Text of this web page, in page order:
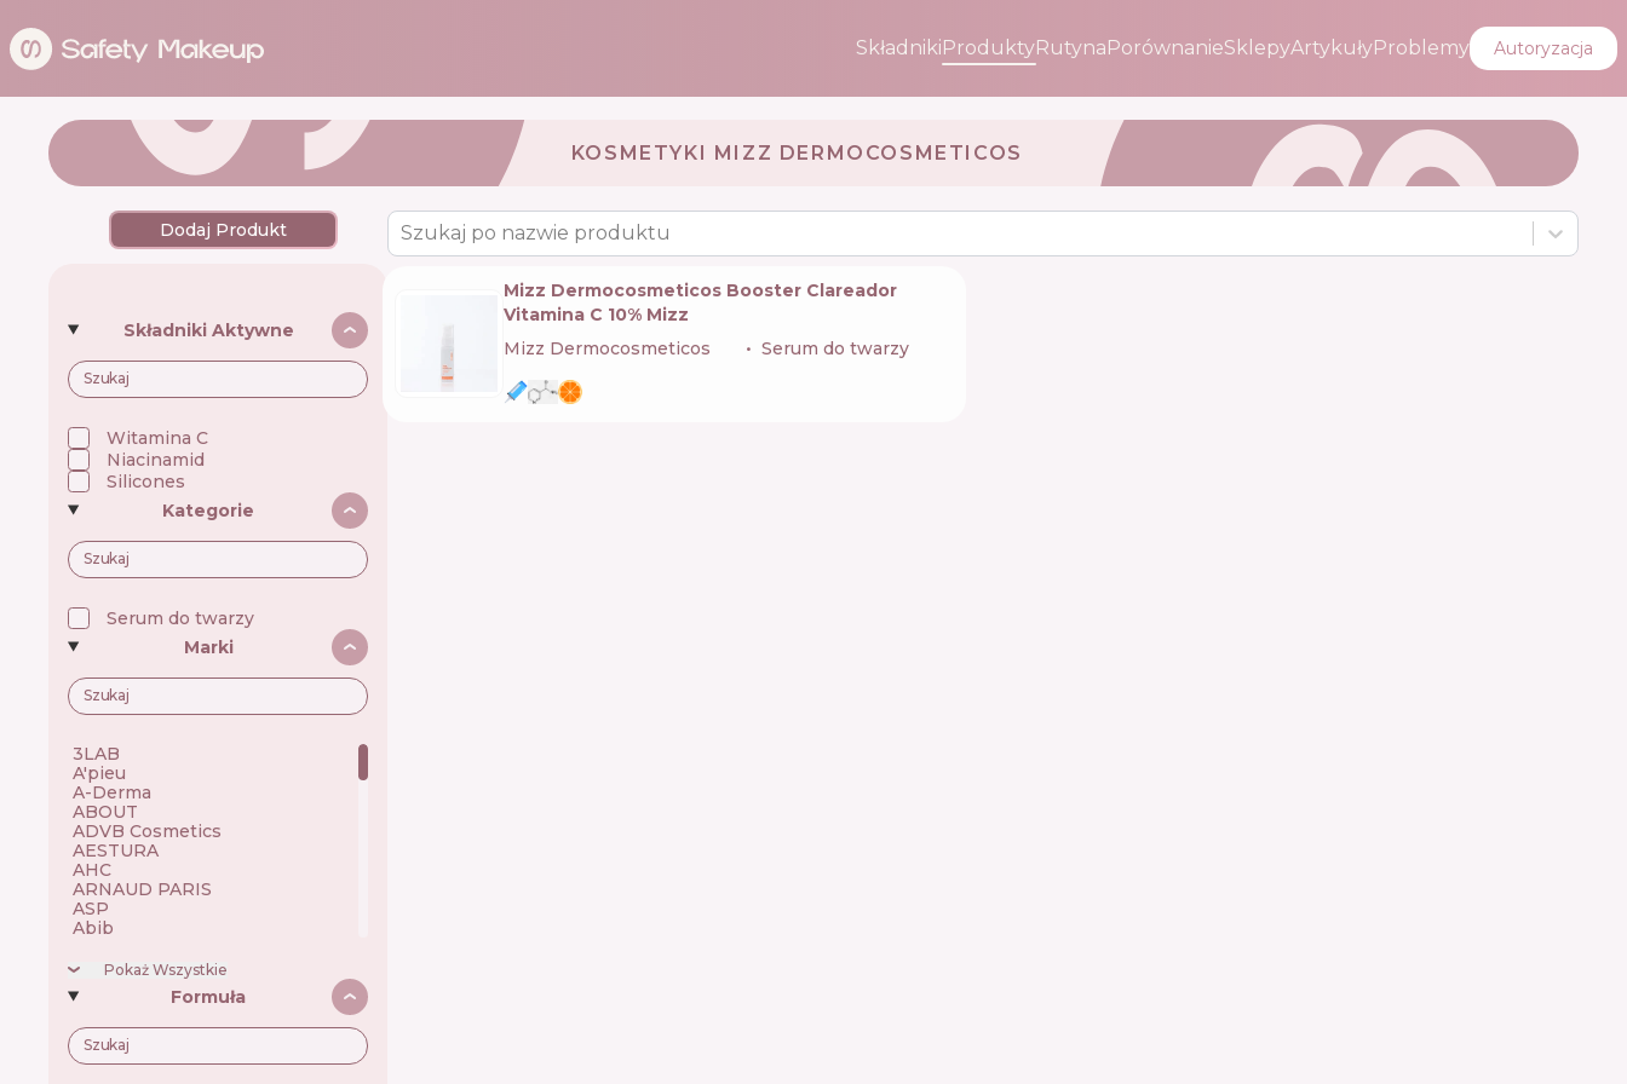
SkładnikiProduktyRutynaPorównanieSklepyArtykułyProblemy Autoryzacja
KOSMETYKI MIZZ DERMOCOSMETICOS 🇧🇷
Dodaj Produkt
Składniki Aktywne
Witamina C
Niacinamid
Silicones
Kategorie
Serum do twarzy
Marki
3LAB 🇺🇸
A'pieu 🇰🇷
A-Derma 🇫🇷
ABOUT 🇺🇦
ADVB Cosmetics 🇹🇷
AESTURA 🇰🇷
AHC 🇰🇷
ARNAUD PARIS 🇫🇷
ASP 🇬🇧
Abib 🇰🇷
Achroactive Max 🇧🇬
Acnemy 🇪🇸
Acure 🇺🇸
Acwell 🇰🇷
Ada Tina 🇧🇷
Aesop 🇦🇺
Pokaż Wszystkie
Formuła
Szukaj po nazwie produktu
Mizz Dermocosmeticos Booster Clareador
Vitamina C 10% Mizz
Mizz Dermocosmeticos
Serum do twarzy